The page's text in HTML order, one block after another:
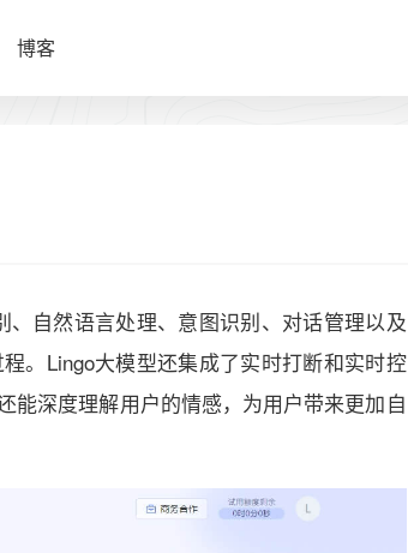
博客
自然语言处理、意图识别、对话管理以及
。Lingo大模型还集成了实时打断和实时控
能深度理解用户的情感，为用户带来更加自